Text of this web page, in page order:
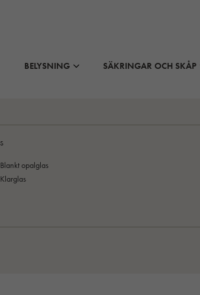
BELYSNING SÄKRINGAR OCH SKÅP
Blankt opalglas
Klarglas